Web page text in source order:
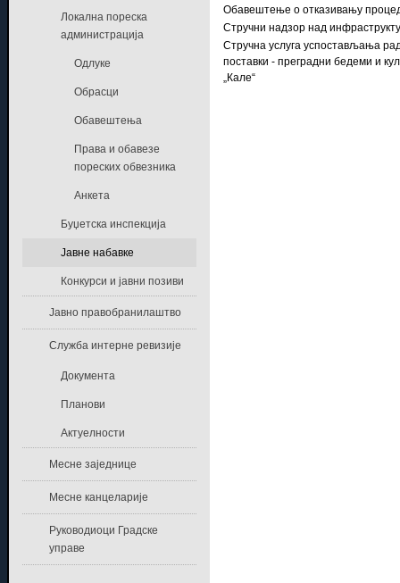
Обавештење о отказивању
Стручни надзор над
Стручна услуга успостављања
поставки - преградни бедеми и
„Кале“
Локална пореска
администрација
Одлуке
Обрасци
Обавештења
Права и обавезе
пореских обвезника
Анкета
Буџетска инспекција
Јавне набавке
Конкурси и јавни позиви
Јавно правобранилаштво
Служба интерне ревизије
Документа
Планови
Актуелности
Месне заједнице
Месне канцеларије
Руководиоци Градске
управе